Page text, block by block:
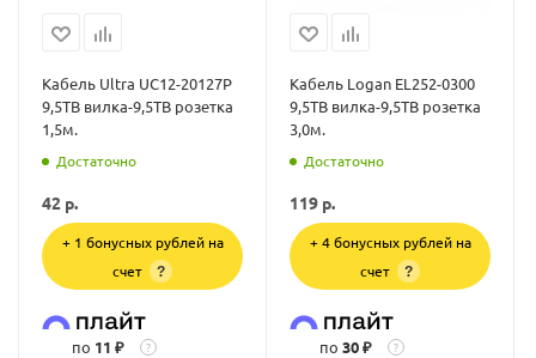
Кабель Ultra UC12-20127P
9,5ТВ вилка-9,5ТВ розетка
1,5м.
Достаточно
42 р.
+ 1 бонусных рублей на
счет
?
по 11 ₽ ?
Кабель Logan EL252-0300
9,5ТВ вилка-9,5ТВ розетка
3,0м.
Достаточно
119 р.
+ 4 бонусных рублей на
счет
?
по 30 ₽ ?